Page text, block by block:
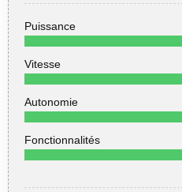
Puissance
Vitesse
Autonomie
Fonctionnalités